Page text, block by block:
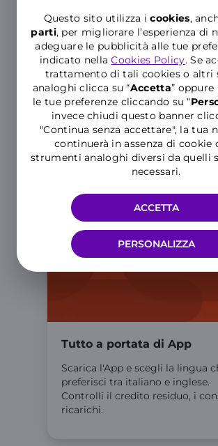
Questo sito utilizza icookies,
parti, per migliorare l’esperienza di
adeguare le pubblicità alle tue
indicato nellaCookies Policy. Se
trattamento di tali cookies o altri
analoghi clicca su “Accetta” oppure
le tue preferenze cliccando su “P
invece chiudi questo banner
"Continua senza accettare", la tua
continuerà in assenza di cookie
strumenti analoghi diversi da quelli
necessari.
PERSONALIZZA
ACCETTA
Restart
Quando sei all’Estero, se finisci
la tua offerta, puoi farla ripartire
nuovamente e sei libero di
comunicare quando vuoi.
Tutto a portata di App
Scarica l'App e scegli la lingua
preferisci tra italiano e inglese.
Controlli il credito residuo, i
ricarichi.